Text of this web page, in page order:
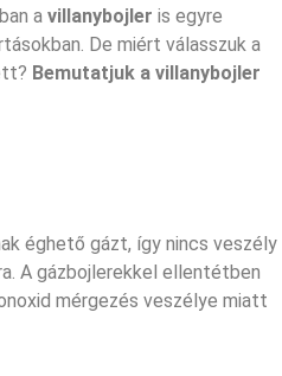
a villanybojler is egyre
De miért válasszuk a
Bemutatjuk a villanybojler
éghető gázt, így nincs veszély
A gázbojlerekkel ellentétben
mérgezés veszélye miatt